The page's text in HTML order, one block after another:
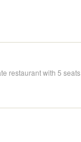
restaurant with 5 seats